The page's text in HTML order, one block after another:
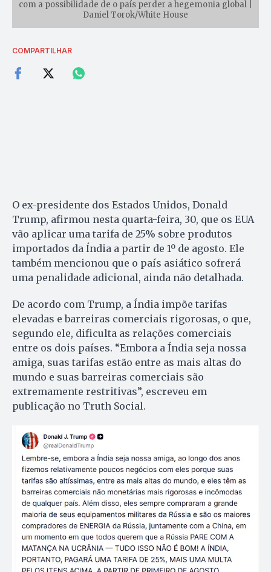
com a possibilidade de o país perder a hegemonia global |
Daniel Torok/White House
COMPARTILHAR
O ex-presidente dos Estados Unidos, Donald
Trump, afirmou nesta quarta-feira, 30, que os EUA
vão aplicar uma tarifa de 25% sobre produtos
importados da Índia a partir de 1º de agosto. Ele
também mencionou que o país asiático sofrerá
uma penalidade adicional, ainda não detalhada.
De acordo com Trump, a Índia impõe tarifas
elevadas e barreiras comerciais rigorosas, o que,
segundo ele, dificulta as relações comerciais
entre os dois países. “Embora a Índia seja nossa
amiga, suas tarifas estão entre as mais altas do
mundo e suas barreiras comerciais são
extremamente restritivas”, escreveu em
publicação no Truth Social.